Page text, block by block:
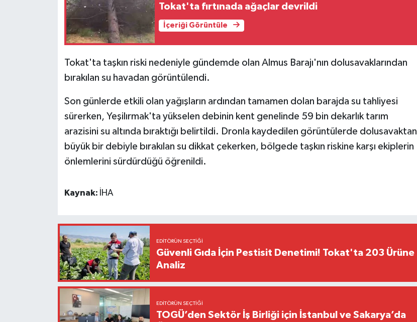
Tokat'ta fırtınada ağaçlar devrildi
İçeriği Görüntüle
Tokat'ta taşkın riski nedeniyle gündemde olan Almus Barajı'nın dolusavaklarından
bırakılan su havadan görüntülendi.
Son günlerde etkili olan yağışların ardından tamamen dolan barajda su tahliyesi
sürerken, Yeşilırmak'ta yükselen debinin kent genelinde 59 bin dekarlık tarım
arazisini su altında bıraktığı belirtildi. Dronla kaydedilen görüntülerde dolusavaktan
büyük bir debiyle bırakılan su dikkat çekerken, bölgede taşkın riskine karşı ekiplerin
önlemlerini sürdürdüğü öğrenildi.
Kaynak: İHA
EDITÖRÜN SEÇTIĞI
Güvenli Gıda İçin Pestisit Denetimi! Tokat'ta 203 Ürüne
Analiz
EDITÖRÜN SEÇTIĞI
TOGÜ’den Sektör İş Birliği için İstanbul ve Sakarya’da